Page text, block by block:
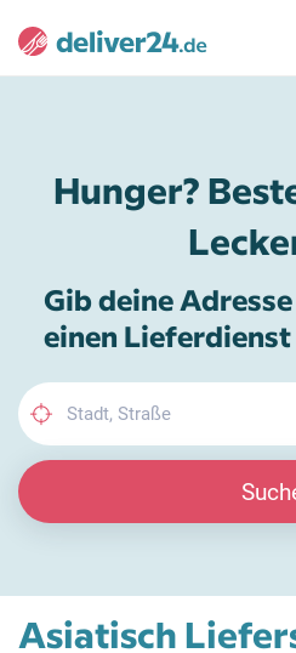
Hunger?
Gib deine
einen
Asiatisch